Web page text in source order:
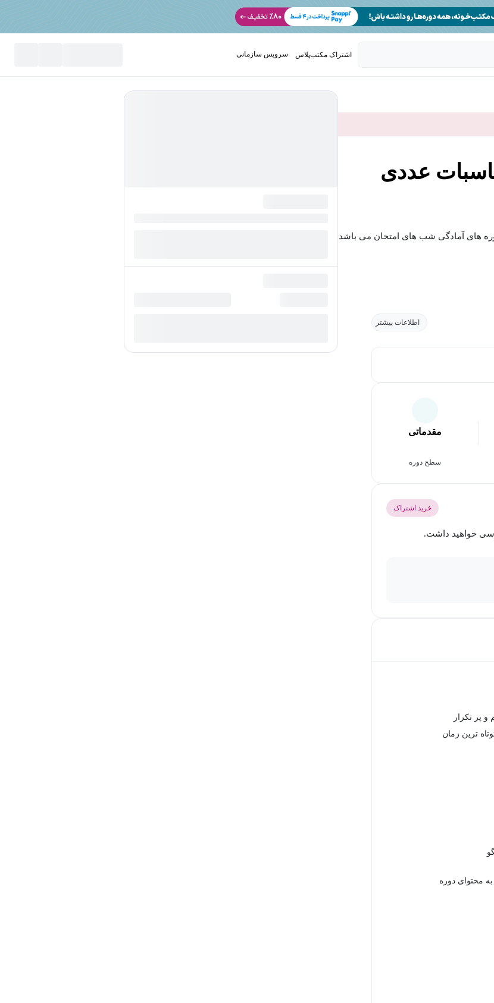
اشتراک مکتب‌پلاس سرویس سازمانی
عددی
های آمادگی شب های امتحان می باشد....
اطلاعات بیشتر
مقدماتی
سطح دوره
خرید اشتراک
پر تکرار
ترین زمان
محتوای دوره